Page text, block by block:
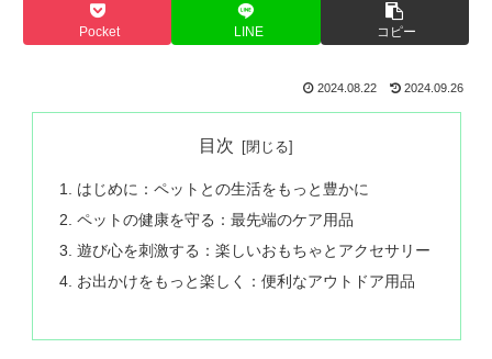
Pocket LINE コピー
2024.08.22 2024.09.26
目次
はじめに：ペットとの生活をもっと豊かに
ペットの健康を守る：最先端のケア用品
遊び心を刺激する：楽しいおもちゃとアクセサリー
お出かけをもっと楽しく：便利なアウトドア用品